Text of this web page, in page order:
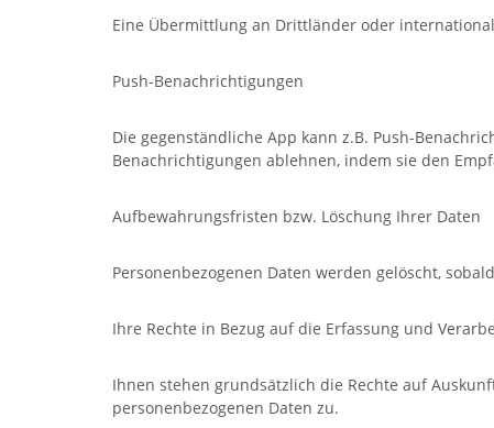
Eine Übermittlung an Drittländer oder
Push-Benachrichtigungen
Die gegenständliche App kann z.B. Push-
Benachrichtigungen ablehnen, indem sie den
Aufbewahrungsfristen bzw. Löschung Ihrer Daten
Personenbezogenen Daten werden gelöscht,
Ihre Rechte in Bezug auf die Erfassung und
Ihnen stehen grundsätzlich die Rechte auf
personenbezogenen Daten zu.